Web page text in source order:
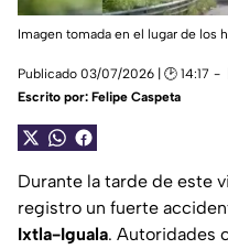
Imagen tomada en el lugar de los
Publicado 03/07/2026 | 🕑 14:17
Escrito por: Felipe Caspeta
Durante la tarde de este
registro un fuerte
Ixtla-Iguala. Autoridades